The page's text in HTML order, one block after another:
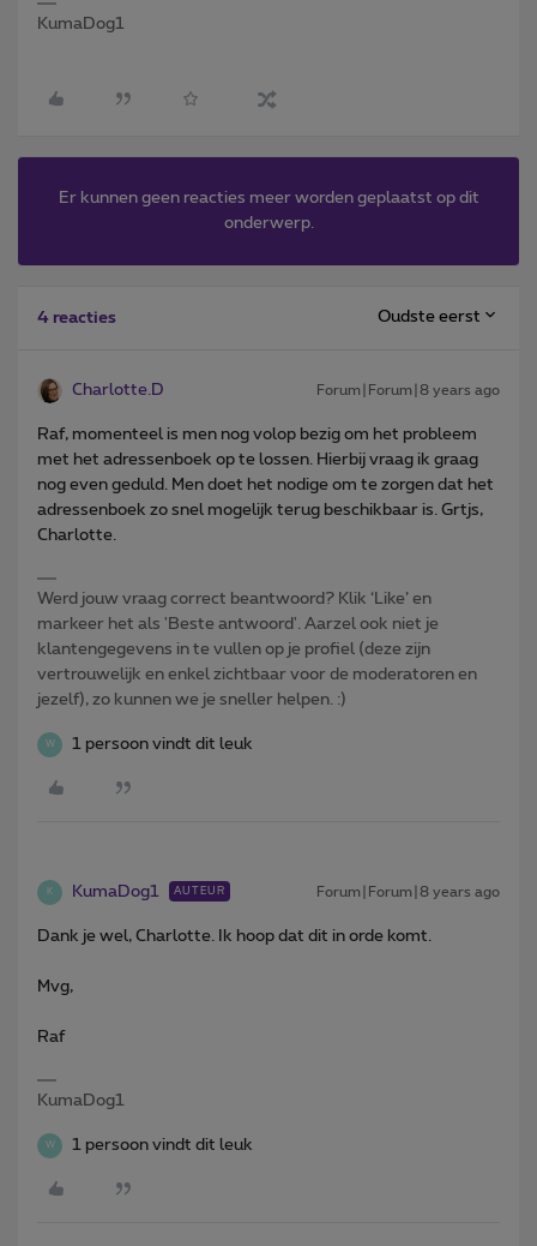
KumaDog1
Er kunnen geen reacties meer worden geplaatst op dit
onderwerp.
4 reacties Oudste eerst
Charlotte.D Forum|Forum|8 years ago
Raf, momenteel is men nog volop bezig om het probleem
met het adressenboek op te lossen. Hierbij vraag ik graag
nog even geduld. Men doet het nodige om te zorgen dat het
adressenboek zo snel mogelijk terug beschikbaar is. Grtjs,
Charlotte.
Werd jouw vraag correct beantwoord? Klik ‘Like’ en
markeer het als 'Beste antwoord'. Aarzel ook niet je
klantengegevens in te vullen op je profiel (deze zijn
vertrouwelijk en enkel zichtbaar voor de moderatoren en
jezelf), zo kunnen we je sneller helpen. :)
W 1 persoon vindt dit leuk
K KumaDog1 AUTEUR Forum|Forum|8 years ago
Dank je wel, Charlotte. Ik hoop dat dit in orde komt.
Mvg,
Raf
KumaDog1
W 1 persoon vindt dit leuk